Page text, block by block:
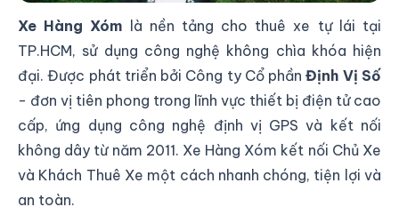
Xe Hàng Xóm là nền tảng cho thuê xe tự lái tại
TP.HCM, sử dụng công nghệ không chìa khóa hiện
đại. Được phát triển bởi Công ty Cổ phầnĐịnh Vị Số
- đơn vị tiên phong trong lĩnh vực thiết bị điện tử cao
cấp, ứng dụng công nghệ định vị GPS và kết nối
không dây từ năm 2011. Xe Hàng Xóm kết nối Chủ Xe
và Khách Thuê Xe một cách nhanh chóng, tiện lợi và
an toàn.